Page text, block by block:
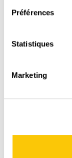
Préférences
Statistiques
Marketing